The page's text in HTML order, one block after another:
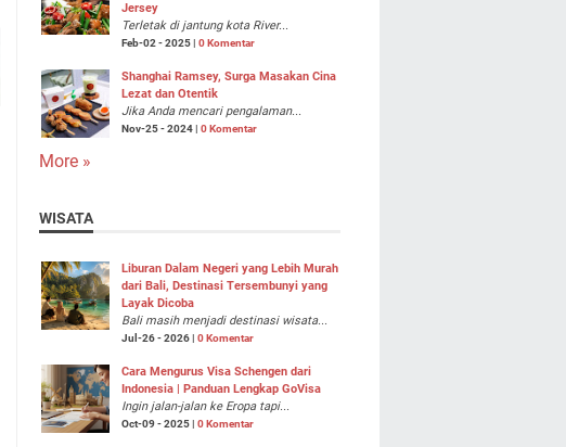
Jersey
Terletak di jantung kota River...
Feb-02 - 2025 | 0 Komentar
Shanghai Ramsey, Surga Masakan Cina
Lezat dan Otentik
Jika Anda mencari pengalaman...
Nov-25 - 2024 | 0 Komentar
More »
WISATA
Liburan Dalam Negeri yang Lebih Murah
dari Bali, Destinasi Tersembunyi yang
Layak Dicoba
Bali masih menjadi destinasi wisata...
Jul-26 - 2026 | 0 Komentar
Cara Mengurus Visa Schengen dari
Indonesia | Panduan Lengkap GoVisa
Ingin jalan-jalan ke Eropa tapi...
Oct-09 - 2025 | 0 Komentar